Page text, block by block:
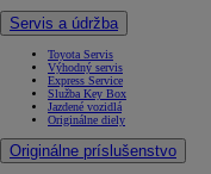
Servis a údržba
Toyota Servis
Výhodný servis
Express Service
Služba Key Box
Jazdené vozidlá
Originálne diely
Originálne príslušenstvo